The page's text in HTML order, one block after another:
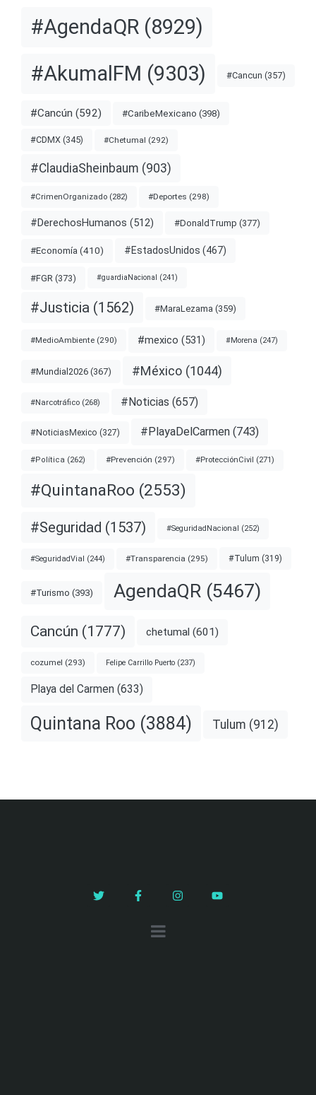
#AgendaQR (8929)
#AkumalFM (9303) #Cancun (357)
#Cancún (592) #CaribeMexicano (398)
#CDMX (345) #Chetumal (292)
#ClaudiaSheinbaum (903)
#CrimenOrganizado (282) #Deportes (298)
#DerechosHumanos (512) #DonaldTrump (377)
#Economía (410) #EstadosUnidos (467)
#FGR (373) #guardiaNacional (241)
#Justicia (1562) #MaraLezama (359)
#MedioAmbiente (290) #mexico (531) #Morena (247)
#Mundial2026 (367) #México (1044)
#Narcotráfico (268) #Noticias (657)
#NoticiasMexico (327) #PlayaDelCarmen (743)
#Política (262) #Prevención (297) #ProtecciónCivil (271)
#QuintanaRoo (2553)
#Seguridad (1537) #SeguridadNacional (252)
#SeguridadVial (244) #Transparencia (295) #Tulum (319)
#Turismo (393) AgendaQR (5467)
Cancún (1777) chetumal (601)
cozumel (293) Felipe Carrillo Puerto (237)
Playa del Carmen (633)
Quintana Roo (3884) Tulum (912)